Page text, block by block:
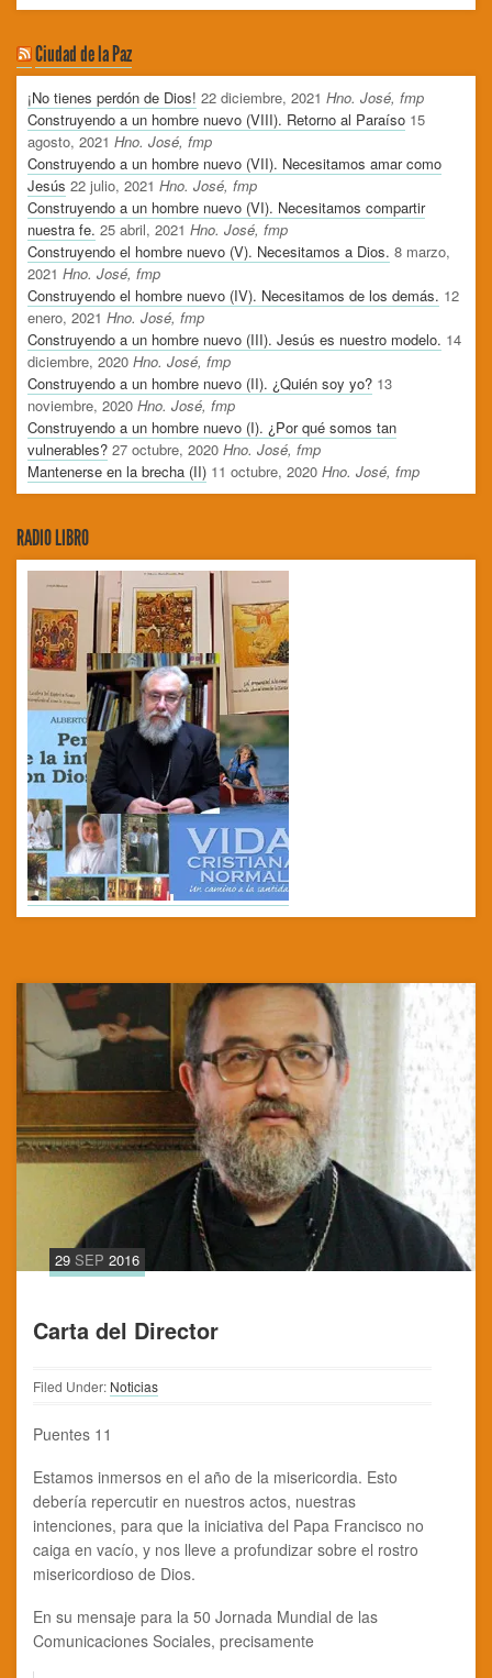
Ciudad de la Paz
¡No tienes perdón de Dios! 22 diciembre, 2021 Hno. José, fmp
Construyendo a un hombre nuevo (VIII). Retorno al Paraíso 15
agosto, 2021 Hno. José, fmp
Construyendo a un hombre nuevo (VII). Necesitamos amar como
Jesús 22 julio, 2021 Hno. José, fmp
Construyendo a un hombre nuevo (VI). Necesitamos compartir
nuestra fe. 25 abril, 2021 Hno. José, fmp
Construyendo el hombre nuevo (V). Necesitamos a Dios. 8 marzo,
2021 Hno. José, fmp
Construyendo el hombre nuevo (IV). Necesitamos de los demás. 12
enero, 2021 Hno. José, fmp
Construyendo a un hombre nuevo (III). Jesús es nuestro modelo. 14
diciembre, 2020 Hno. José, fmp
Construyendo a un hombre nuevo (II). ¿Quién soy yo? 13
noviembre, 2020 Hno. José, fmp
Construyendo a un hombre nuevo (I). ¿Por qué somos tan
vulnerables? 27 octubre, 2020 Hno. José, fmp
Mantenerse en la brecha (II) 11 octubre, 2020 Hno. José, fmp
RADIO LIBRO
29 SEP 2016
Carta del Director
Filed Under: Noticias
Puentes 11
Estamos inmersos en el año de la misericordia. Esto
debería repercutir en nuestros actos, nuestras
intenciones, para que la iniciativa del Papa Francisco no
caiga en vacío, y nos lleve a profundizar sobre el rostro
misericordioso de Dios.
En su mensaje para la 50 Jornada Mundial de las
Comunicaciones Sociales, precisamente